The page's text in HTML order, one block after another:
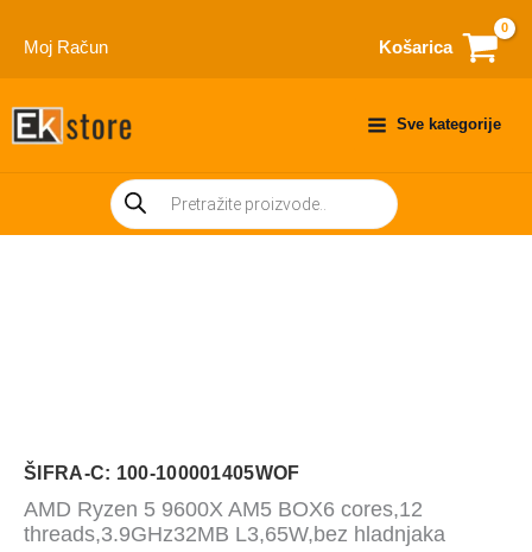
Moj Račun Košarica
Sve kategorije
Products
search
ŠIFRA-C: 100-100001405WOF
AMD Ryzen 5 9600X AM5 BOX6 cores,12
threads,3.9GHz32MB L3,65W,bez hladnjaka